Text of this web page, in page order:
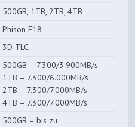
500GB, 1TB, 2TB, 4TB
Phison E18
3D TLC
500GB – 7.300/3.900MB/s
1TB – 7.300/6.000MB/s
2TB – 7.300/7.000MB/s
4TB – 7.300/7.000MB/s
500GB – bis zu